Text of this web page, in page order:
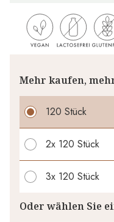
Mehr kaufen,
120 Stück
2x 120 Stück
3x 120 Stück
Ihr
Oder wählen Sie